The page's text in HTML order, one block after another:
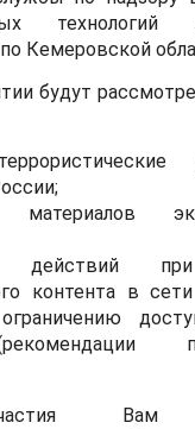
Кемеровской
будут
материалов
действий
контента в
Вам